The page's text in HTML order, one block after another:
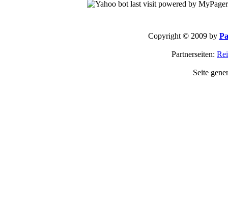
Copyright © 2009 by
Partnerseiten:
Seite